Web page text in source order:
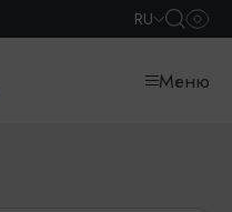
RU
Меню